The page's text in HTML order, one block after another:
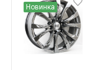
Новинка